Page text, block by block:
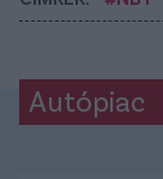
Autópiac